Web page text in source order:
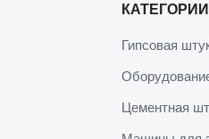
КАТЕГОРИИ
Гипсовая
Цементная